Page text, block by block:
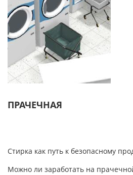
ПРАЧЕЧНАЯ
Стирка как путь к безопасному
Можно ли заработать на